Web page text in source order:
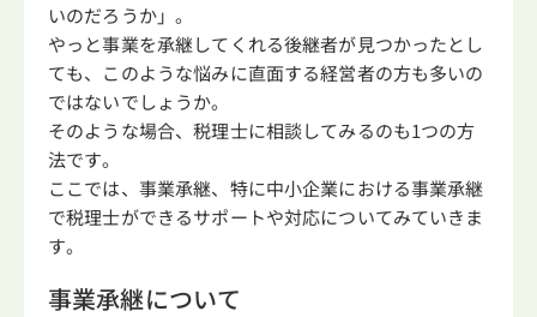
いのだろうか」。
やっと事業を承継してくれる後継者が見つかったとし
ても、このような悩みに直面する経営者の方も多いの
ではないでしょうか。
そのような場合、税理士に相談してみるのも1つの方
法です。
ここでは、事業承継、特に中小企業における事業承継
で税理士ができるサポートや対応についてみていきま
す。
事業承継について